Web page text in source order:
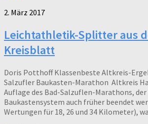
2. März 2017
Leichtathletik-Splitter aus
Kreisblatt
Doris Potthoff Klassenbeste Altkreis-
Salzufler Baukasten-Marathon Altkreis
Auflage des Bad-Salzuflen-Marathons, der
Baukastensystem auch früher beendet
Wertungen für 18, 26 und 34 Kilometer),